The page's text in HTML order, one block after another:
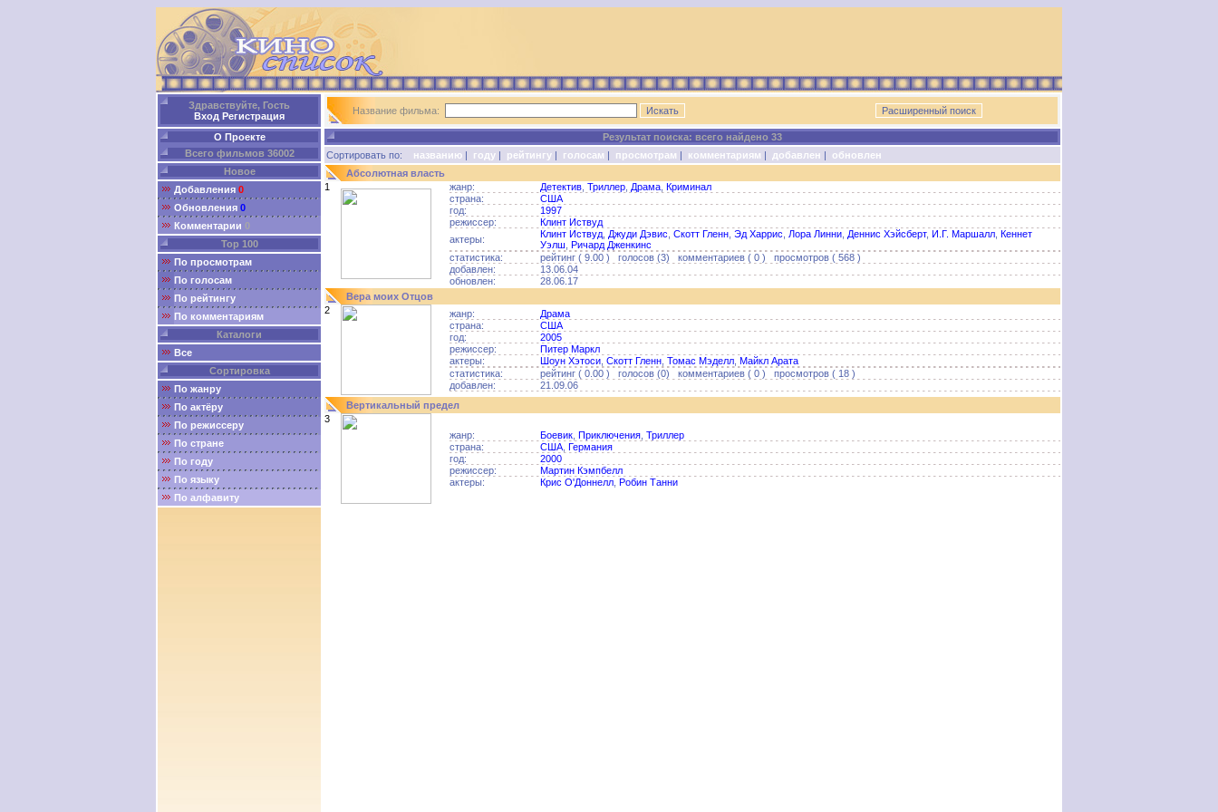
Здравствуйте, Гость
Вход Регистрация
О Проекте
Всего фильмов 36002
Новое
Добавления 0
Обновления 0
Комментарии 0
Top 100
По просмотрам
По голосам
По рейтингу
По комментариям
Каталоги
Все
Сортировка
По жанру
По актёру
По режиссеру
По стране
По году
По языку
По алфавиту
Название фильма:
Результат поиска: всего найдено 33
Сортировать по: названию | году | рейтингу | голосам | просмотрам | комментариям | добавлен | обновлен
Абсолютная власть
1
жанр: Детектив Триллер Драма Криминал
страна:
США
год:
1997
режиссер:
Клинт Иствуд
актеры:
Клинт Иствуд Джуди Дэвис Скотт Гленн Эд Харрис Лора Линни Деннис Хэйсберт, И.Г. Маршалл Кеннет
Уэлш Ричард Дженкинс
статистика:
рейтинг ( 9.00 ) голосов (3) комментариев ( 0 ) просмотров ( 568 )
добавлен:
13.06.04
обновлен:
28.06.17
Вера моих Отцов
2
жанр:
Драма
страна:
США
год:
2005
режиссер:
Питер Маркл
актеры:
Шоун Хэтоси Скотт Гленн Томас Мэделл Майкл Арата
статистика:
рейтинг ( 0.00 ) голосов (0) комментариев ( 0 ) просмотров ( 18 )
добавлен:
21.09.06
Вертикальный предел
3
жанр:
Боевик Приключения Триллер
страна:
США Германия
год:
2000
режиссер:
Мартин Кэмпбелл
актеры:
Крис О'Доннелл Робин Танни